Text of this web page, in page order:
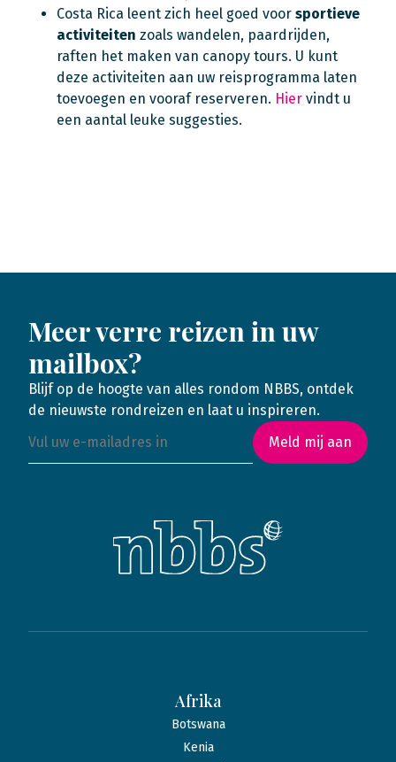
Costa Rica leent zich heel goed voor sportieve
activiteiten zoals wandelen, paardrijden,
raften het maken van canopy tours. U kunt
deze activiteiten aan uw reisprogramma laten
toevoegen en vooraf reserveren. Hier vindt u
een aantal leuke suggesties.
Meer verre reizen in uw
mailbox?
Blijf op de hoogte van alles rondom NBBS, ontdek
de nieuwste rondreizen en laat u inspireren.
Meld mij aan
Afrika
Botswana
Kenia